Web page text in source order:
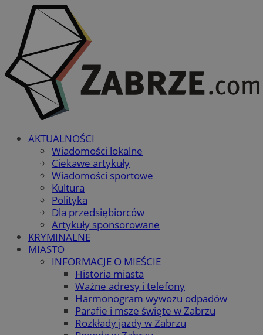
AKTUALNOŚCI
Wiadomości lokalne
Ciekawe artykuły
Wiadomości sportowe
Kultura
Polityka
Dla przedsiębiorców
Artykuły sponsorowane
KRYMINALNE
MIASTO
INFORMACJE O MIEŚCIE
Historia miasta
Ważne adresy i telefony
Harmonogram wywozu odpadów
Parafie i msze święte w Zabrzu
Rozkłady jazdy w Zabrzu